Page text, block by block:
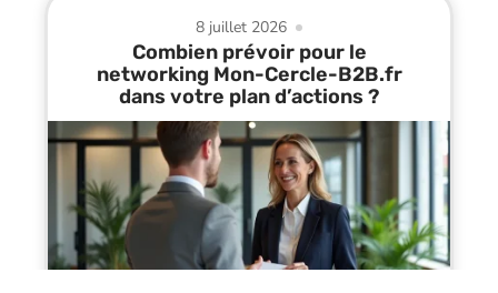
8 juillet 2026
Combien prévoir pour le
networking Mon-Cercle-B2B.fr
dans votre plan d’actions ?